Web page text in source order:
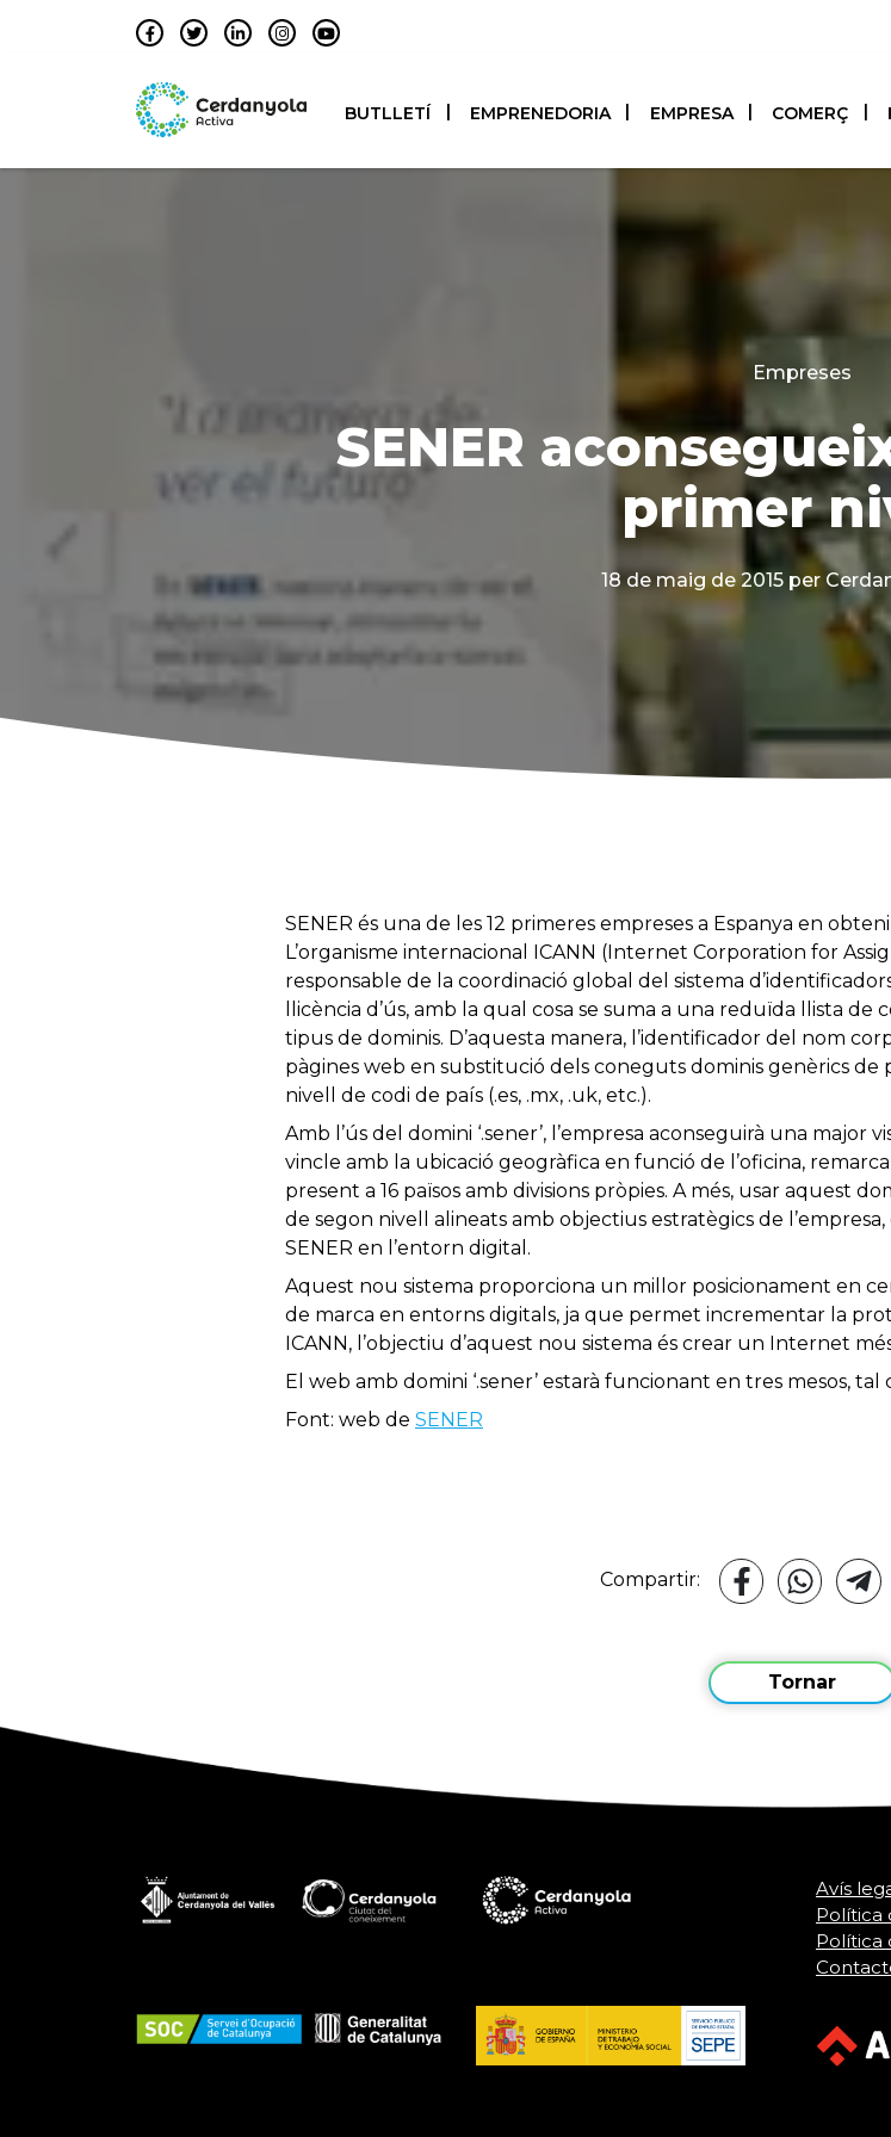
BUTLLETÍ EMPRENEDORIA EMPRESA COMERÇ
Empreses
SENER
primer
18 de maig de 2015 per
SENER és una de les 12 primeres empreses a Espanya en
L’organisme internacional ICANN (Internet Corporation for
responsable de la coordinació global del sistema
llicència d’ús, amb la qual cosa se suma a una reduïda llista
tipus de dominis. D’aquesta manera, l’identificador del nom
pàgines web en substitució dels coneguts dominis genèrics de
nivell de codi de país (.es, .mx, .uk, etc.).
Amb l’ús del domini ‘.sener’, l’empresa aconseguirà una major
vincle amb la ubicació geogràfica en funció de l’oficina,
present a 16 països amb divisions pròpies. A més, usar aquest
de segon nivell alineats amb objectius estratègics de
SENER en l’entorn digital.
Aquest nou sistema proporciona un millor posicionament en
de marca en entorns digitals, ja que permet incrementar la
ICANN, l’objectiu d’aquest nou sistema és crear un Internet
El web amb domini ‘.sener’ estarà funcionant en tres mesos,
Font: web de SENER
Compartir:
Tornar
Avís
Política
Política